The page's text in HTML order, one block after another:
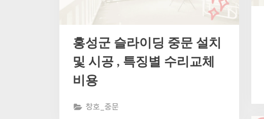
홍성군 슬라이딩 중문 설치
및 시공 , 특징별 수리교체
비용
창호_중문